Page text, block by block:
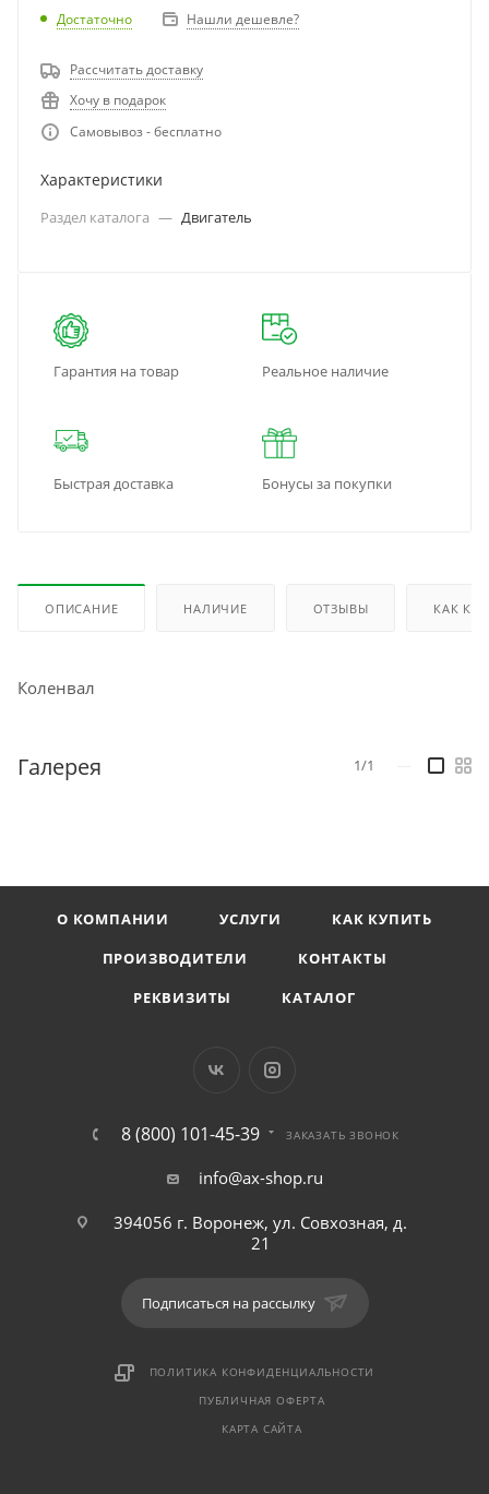
Достаточно Нашли дешевле?
Рассчитать доставку
Хочу в подарок
Самовывоз - бесплатно
Характеристики
Раздел каталога — Двигатель
Гарантия на товар Реальное наличие
Быстрая доставка Бонусы за покупки
ОПИСАНИЕ НАЛИЧИЕ ОТЗЫВЫ КАК
Коленвал
Галерея 1/1
О КОМПАНИИ УСЛУГИ
КАК КУПИТЬ
ПРОИЗВОДИТЕЛИ
КОНТАКТЫ
РЕКВИЗИТЫ
КАТАЛОГ
8 (800) 101-45-39 ЗАКАЗАТЬ ЗВОНОК
info@ax-shop.ru
394056 г. Воронеж, ул. Совхозная, д.
21
Подписаться на рассылку
ПОЛИТИКА КОНФИДЕНЦИАЛЬНОСТИ
ПУБЛИЧНАЯ ОФЕРТА
КАРТА САЙТА